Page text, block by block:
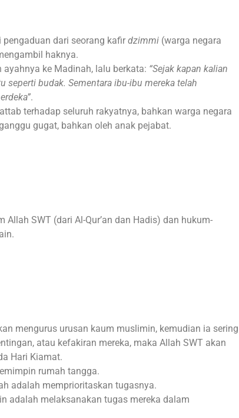
dari seorang kafir dzimmi (warga negara
haknya.
ke Madinah, lalu berkata: “Sejak kapan kalian
seperti budak. Sementara ibu-ibu mereka telah
.
terhadap seluruh rakyatnya, bahkan warga negara
gugat, bahkan oleh anak pejabat.
SWT (dari Al-Qur’an dan Hadis) dan hukum-
mengurus urusan kaum muslimin, kemudian ia sering
atau kefakiran mereka, maka Allah SWT akan
Hari Kiamat.
rumah tangga.
adalah memprioritaskan tugasnya.
adalah melaksanakan tugas mereka dalam